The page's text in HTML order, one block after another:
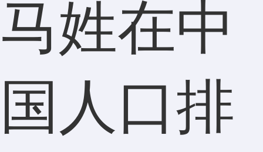
马姓在中
国人口排